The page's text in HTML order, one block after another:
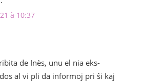
à 10:37
de Inès, unu el nia eks-
al vi pli da informoj pri ŝi kaj